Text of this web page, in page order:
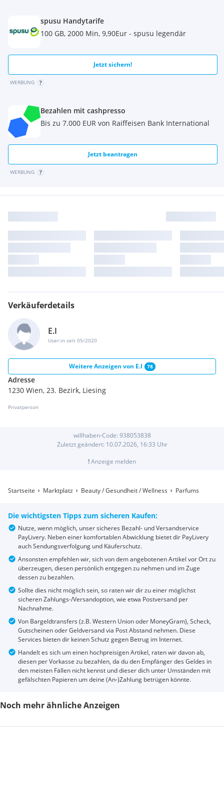
spusu Handytarife
100 GB, 2000 Min, 9,90Eur - spusu legendär
Jetzt sichern!
WERBUNG
Bezahlen mit cashpresso
Bis zu 7.000 EUR von Raiffeisen Bank International
Jetzt beantragen
WERBUNG
Verkäuferdetails
E.I
User:in seit 05/2020
Weitere Anzeigen von E.I 78
Adresse
1230 Wien, 23. Bezirk, Liesing
Privatperson
willhaben-Code: 938053838
Zuletzt geändert: 10.07.2026, 16:33 Uhr
!Anzeige melden
Startseite Marktplatz Beauty / Gesundheit / Wellness Parfums
Die wichtigsten Tipps zum sicheren Kaufen:
Nutze, wenn möglich, unser sicheres Bezahl- und Versandservice
PayLivery. Neben einer komfortablen Abwicklung bietet dir PayLivery
auch Sendungsverfolgung und Käuferschutz.
Ansonsten empfehlen wir, sich von dem angebotenen Artikel vor Ort zu
überzeugen, diesen persönlich entgegen zu nehmen und im Zuge
dessen zu bezahlen.
Sollte dies nicht möglich sein, so raten wir dir zu einer möglichst
sicheren Zahlungs-/Versandoption, wie etwa Postversand per
Nachnahme.
Von Bargeldtransfers (z.B. Western Union oder MoneyGram), Scheck,
Gutscheinen oder Geldversand via Post Abstand nehmen. Diese
Services bieten dir keinen Schutz gegen Betrug im Internet.
Handelt es sich um einen hochpreisigen Artikel, raten wir davon ab,
diesen per Vorkasse zu bezahlen, da du den Empfänger des Geldes in
den meisten Fällen nicht kennst und dieser dich unter Umständen mit
gefälschten Papieren um deine (An-)Zahlung betrügen könnte.
Noch mehr ähnliche Anzeigen